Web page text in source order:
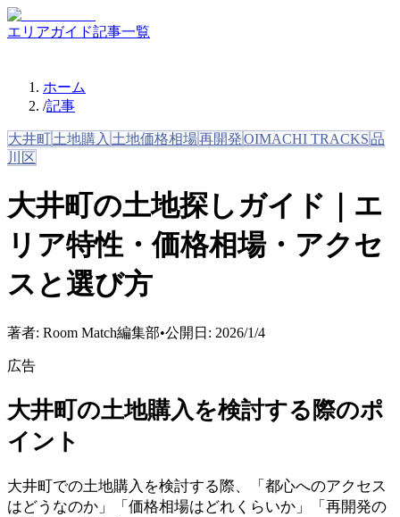
エリアガイド記事一覧
ホーム
/記事
大井町土地購入 土地価格相場再開発OIMACHI TRACKS品
川区
大井町の土地探しガイド｜エ
リア特性・価格相場・アクセ
スと選び方
著者: Room Match編集部•公開日: 2026/1/4
広告
大井町の土地購入を検討する際のポ
イント
大井町での土地購入を検討する際、「都心へのアクセス
はどうなのか」「価格相場はどれくらいか」「再開発の